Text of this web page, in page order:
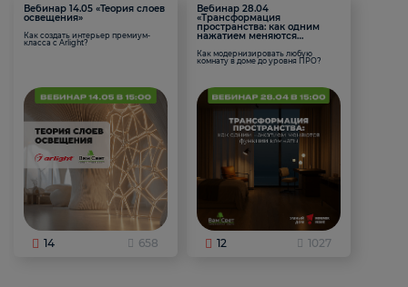
Вебинар 14.05 «Теория слоев
освещения»
Как создать интерьер премиум-
класса с Arlight?
14 658
Вебинар 28.04
«Трансформация
пространства: как одним
нажатием меняются
Как модернизировать любую
комнату в доме до уровня ПРО?
12 1027